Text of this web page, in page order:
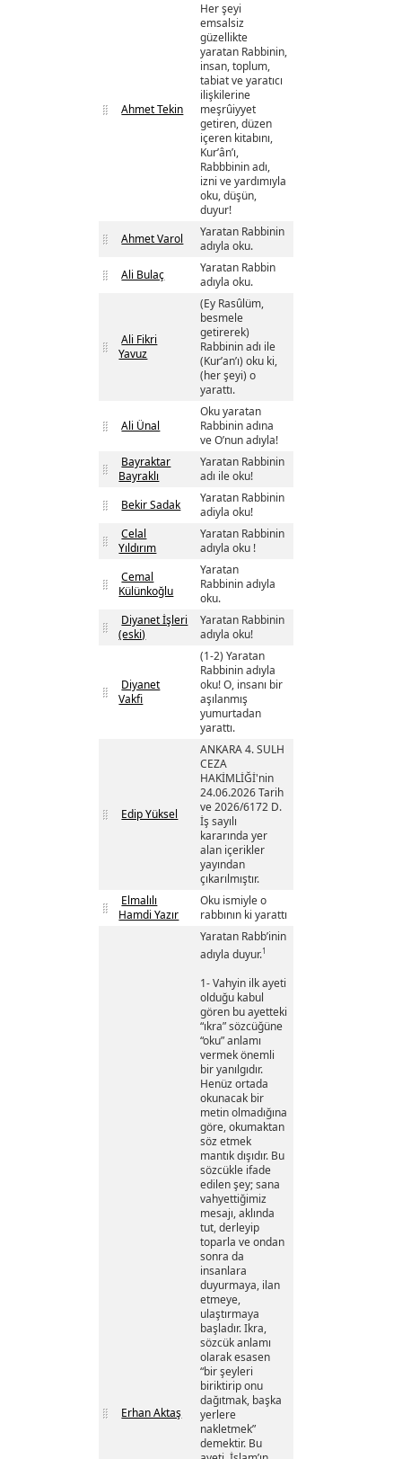
Ahmet Tekin
Her şeyi
emsalsiz
güzellikte
yaratan Rabbinin,
insan, toplum,
tabiat ve yaratıcı
ilişkilerine
meşrûiyyet
getiren, düzen
içeren kitabını,
Kur’ân’ı,
Rabbbinin adı,
izni ve yardımıyla
oku, düşün,
duyur!
Ahmet Varol
Yaratan Rabbinin
adıyla oku.
Ali Bulaç
Yaratan Rabbin
adıyla oku.
Ali Fikri
Yavuz
(Ey Rasûlüm,
besmele
getirerek)
Rabbinin adı ile
(Kur’an’ı) oku ki,
(her şeyi) o
yarattı.
Ali Ünal
Oku yaratan
Rabbinin adına
ve O’nun adıyla!
Bayraktar
Bayraklı
Yaratan Rabbinin
adı ile oku!
Bekir Sadak
Yaratan Rabbinin
adiyla oku!
Celal
Yıldırım
Yaratan Rabbinin
adıyla oku !
Cemal
Külünkoğlu
Yaratan
Rabbinin adıyla
oku.
Diyanet İşleri
(eski)
Yaratan Rabbinin
adıyla oku!
Diyanet
Vakfi
(1-2) Yaratan
Rabbinin adıyla
oku! O, insanı bir
aşılanmış
yumurtadan
yarattı.
Edip Yüksel
ANKARA 4. SULH
CEZA
HAKİMLİĞİ'nin
24.06.2026 Tarih
ve 2026/6172 D.
İş sayılı
kararında yer
alan içerikler
yayından
çıkarılmıştır.
Elmalılı
Hamdi Yazır
Oku ismiyle o
rabbının ki yarattı
Erhan Aktaş
Yaratan Rabb’inin
adıyla duyur.1
1- Vahyin ilk ayeti
olduğu kabul
gören bu ayetteki
“ıkra” sözcüğüne
“oku” anlamı
vermek önemli
bir yanılgıdır.
Henüz ortada
okunacak bir
metin olmadığına
göre, okumaktan
söz etmek
mantık dışıdır. Bu
sözcükle ifade
edilen şey; sana
vahyettiğimiz
mesajı, aklında
tut, derleyip
toparla ve ondan
sonra da
insanlara
duyurmaya, ilan
etmeye,
ulaştırmaya
başladır. Ikra,
sözcük anlamı
olarak esasen
“bir şeyleri
biriktirip onu
dağıtmak, başka
yerlere
nakletmek”
demektir. Bu